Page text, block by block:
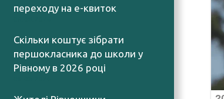
переходу на е-квиток
Скільки коштує зібрати
першокласника до школи у
Рівному в 2026 році